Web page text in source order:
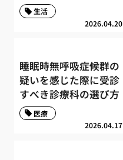
2026.04.20
生活
睡眠時無呼吸症候群の
疑いを感じた際に受診
すべき診療科の選び方
2026.04.17
医療